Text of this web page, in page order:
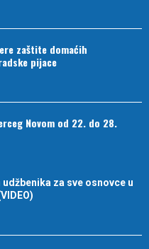
zaštite domaćih
pijace
Novom od 22. do 28.
za sve osnovce u